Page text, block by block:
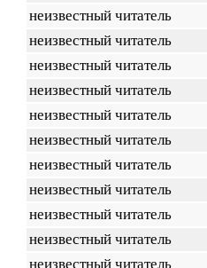
неизвестный читатель
неизвестный читатель
неизвестный читатель
неизвестный читатель
неизвестный читатель
неизвестный читатель
неизвестный читатель
неизвестный читатель
неизвестный читатель
неизвестный читатель
неизвестный читатель